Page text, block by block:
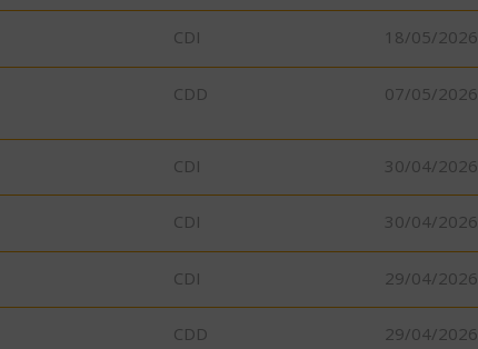
CDI 18/05/2026
CDD 07/05/2026
CDI 30/04/2026
CDI 30/04/2026
CDI 29/04/2026
CDD 29/04/2026